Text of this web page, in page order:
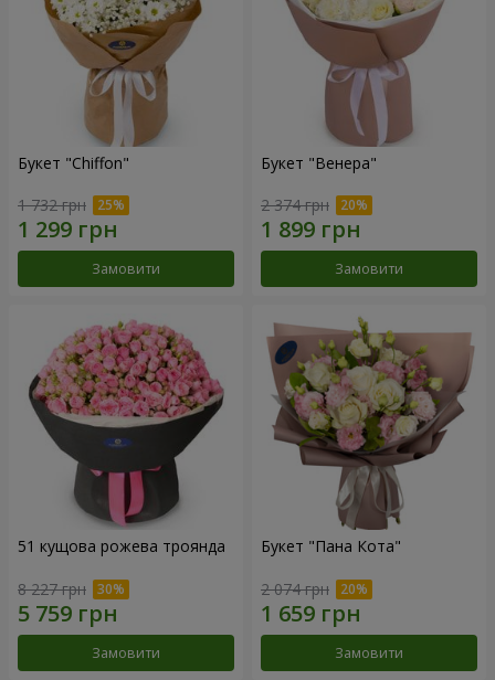
Букет "Chiffon"
1 732 грн
Замовити
Букет "Венера"
2 374 грн
Замовити
51 кущова рожева троянда
8 227 грн
Замовити
Букет "Пана Кота"
2 074 грн
Замовити